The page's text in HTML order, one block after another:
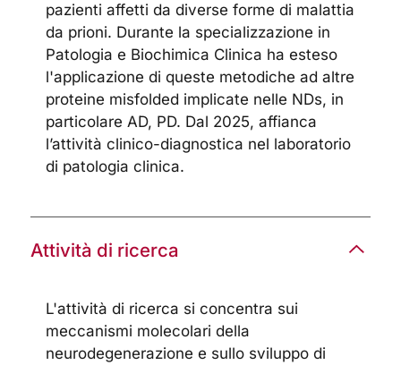
pazienti affetti da diverse forme di malattia
da prioni. Durante la specializzazione in
Patologia e Biochimica Clinica ha esteso
l'applicazione di queste metodiche ad altre
proteine misfolded implicate nelle NDs, in
particolare AD, PD. Dal 2025, affianca
l’attività clinico-diagnostica nel laboratorio
di patologia clinica.
Attività di ricerca
L'attività di ricerca si concentra sui
meccanismi molecolari della
neurodegenerazione e sullo sviluppo di